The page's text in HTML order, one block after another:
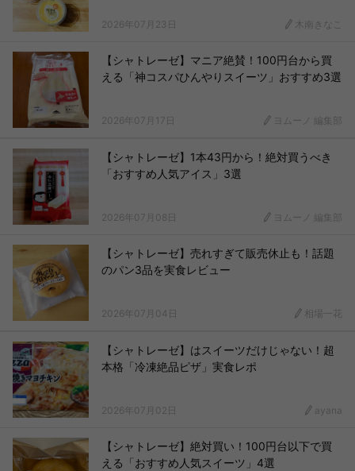
2026年07月23日 木南きなこ
【シャトレーゼ】マニア絶賛！100円台から買
える「神コスパひんやりスイーツ」おすすめ3選
2026年07月17日 ヨムーノ 編集部
【シャトレーゼ】1本43円から！絶対買うべき
「おすすめ人気アイス」3選
2026年07月08日 ヨムーノ 編集部
【シャトレーゼ】売れすぎて販売休止も！話題
のパン3品を実食レビュー
2026年07月04日 相場一花
【シャトレーゼ】はスイーツだけじゃない！超
本格「冷凍絶品ピザ」実食レポ
2026年07月02日 ayana
【シャトレーゼ】絶対買い！100円台以下で買
える「おすすめ人気スイーツ」4選